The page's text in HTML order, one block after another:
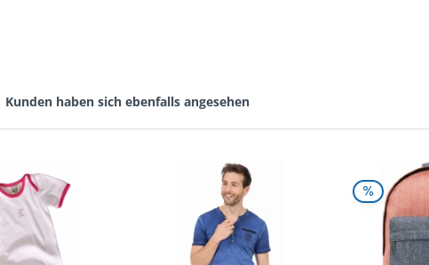
Kunden haben sich ebenfalls angesehen